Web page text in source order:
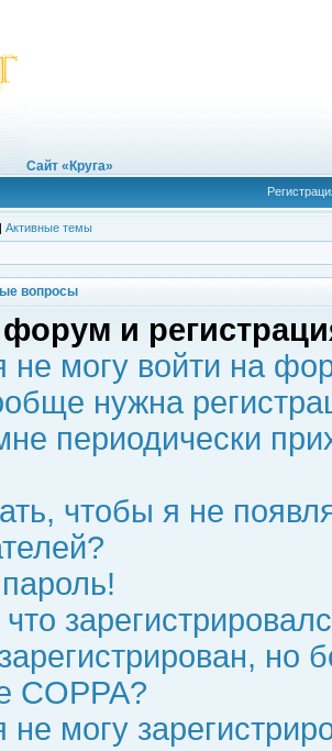
Сайт «Круга»
| Активные темы
вопросы
и
не могу войти на
нужна
периодически
чтобы я не
но
COPPA?
могу